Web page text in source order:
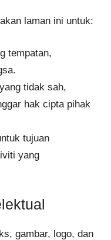
laman ini untuk:
tempatan,
tidak sah,
hak cipta pihak
tujuan
yang
gambar, logo, dan